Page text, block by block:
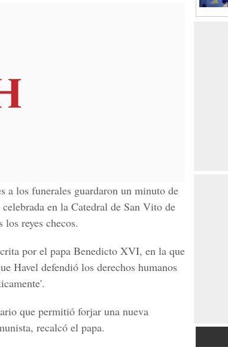
a los funerales guardaron un minuto de
en la Catedral de San Vito de
reyes checos.
por el papa Benedicto XVI, en la que
Havel defendió los derechos humanos
que permitió forjar una nueva
recalcó el papa.